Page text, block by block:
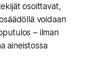
osoittavat,
voidaan
– ilman
aineistossa